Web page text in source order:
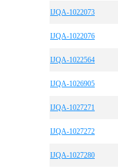
IJQA-1022073
IJQA-1022076
IJQA-1022564
IJQA-1026905
IJQA-1027271
IJQA-1027272
IJQA-1027280